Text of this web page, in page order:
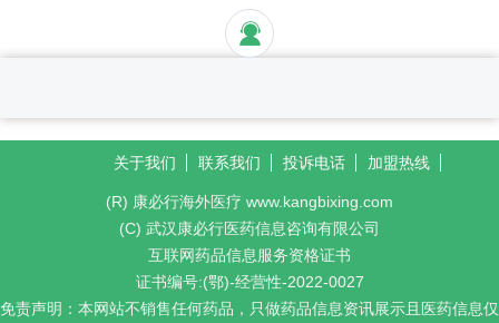
关于我们 联系我们 投诉电话 加盟热线
(R) 康必行海外医疗 www.kangbixing.com
(C) 武汉康必行医药信息咨询有限公司
互联网药品信息服务资格证书
证书编号:(鄂)-经营性-2022-0027
免责声明：本网站不销售任何药品，只做药品信息资讯展示且医药信息仅